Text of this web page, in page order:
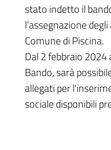
stato indetto il
l’assegnazione
Comune di Piscina.
Dal 2 febbraio
Bando, sarà
allegati per
sociale disponibili